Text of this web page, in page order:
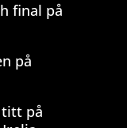
final på
på
titt på